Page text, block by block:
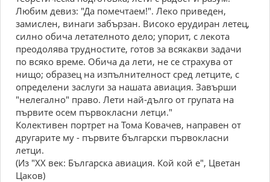
Любим девиз: "Да помечтаем!". Леко приведен,
замислен, винаги забързан. Високо ерудиран летец,
силно обича летателното дело; упорит, с лекота
преодолява трудностите, готов за всякакви задачи
по всяко време. Обича да лети, не се страхува от
нищо; образец на изпълнителност сред летците, с
определени заслуги за нашата авиация. Завърши
"нелегално" право. Лети най-дълго от групата на
първите осем първокласни летци."
Колективен портрет на Тома Ковачев, направен от
другарите му - първите български първокласни
летци.
(Из "XX век: Българска авиация. Кой кой е", Цветан
Цаков)